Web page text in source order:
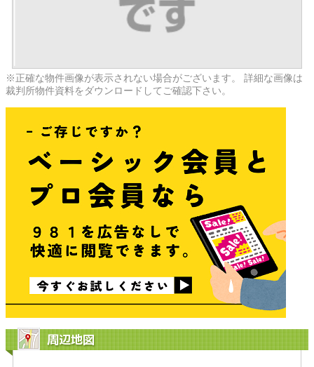
※正確な物件画像が表示されない場合がございます。 詳細な画像は
裁判所物件資料をダウンロードしてご確認下さい。
周辺地図